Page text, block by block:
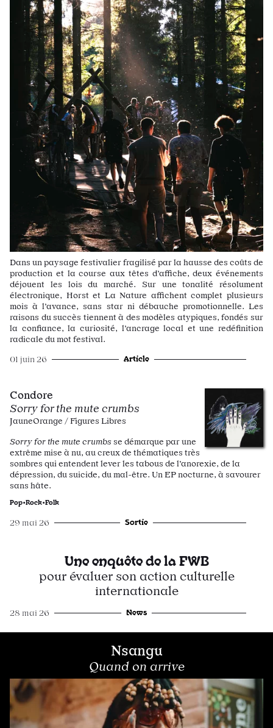
Dans un paysage festivalier fragilisé par la hausse des coûts de
production et la course aux têtes d’affiche, deux événements
déjouent les lois du marché. Sur une tonalité résolument
électronique, Horst et La Nature affichent complet plusieurs
mois à l’avance, sans star ni débauche promotionnelle. Les
raisons du succès tiennent à des modèles atypiques, fondés sur
la confiance, la curiosité, l’ancrage local et une redéfinition
radicale du mot festival.
01 juin 26 Article
Condore
Sorry for the mute crumbs
JauneOrange / Figures Libres
Sorry for the mute crumbsse démarque par une
extrême mise à nu, au creux de thématiques très
sombres qui entendent lever les tabous de l’anorexie, de la
dépression, du suicide, du mal-être. Un EP nocturne, à savourer
sans hâte.
Pop•Rock•Folk
29 mai 26 Sortie
Une enquête de la FWB
pour évaluer son action culturelle
internationale
28 mai 26 News
Nsangu
Quand on arrive